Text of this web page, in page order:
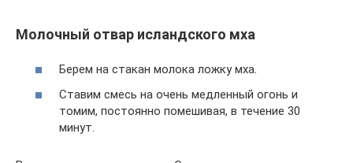
Молочный отвар исландского мха
Берем на стакан молока ложку мха.
Ставим смесь на очень медленный огонь и
томим, постоянно помешивая, в течение 30
минут.